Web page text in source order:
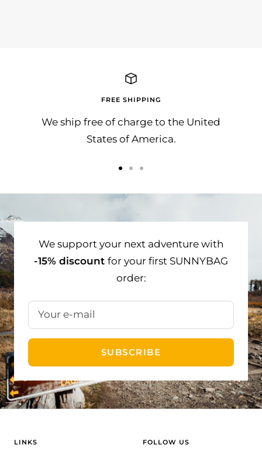
FREE SHIPPING
We ship free of charge to the United
States of America.
tototo
We support your next adventure with
-15% discount for your first SUNNYBAG
order:
Your e-mail
SUBSCRIBE
LINKS FOLLOW US